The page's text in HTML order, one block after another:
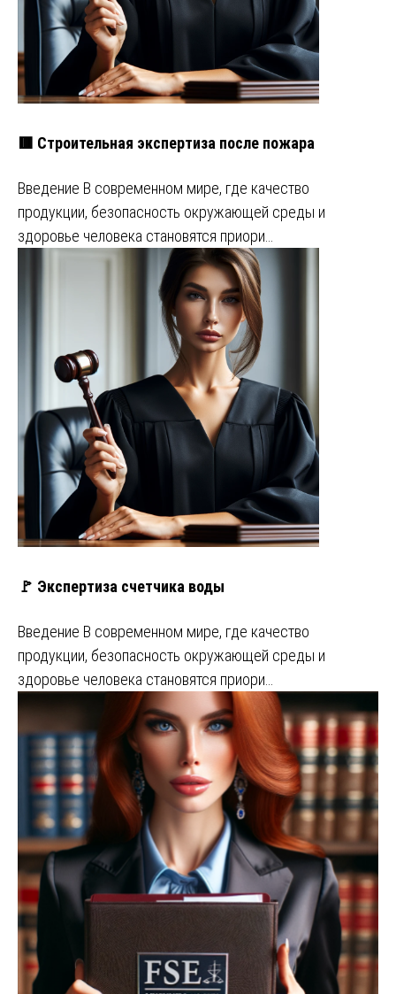
🟥 Строительная экспертиза после пожара
Введение В современном мире, где качество
продукции, безопасность окружающей среды и
здоровье человека становятся приори…
🚩 Экспертиза счетчика воды
Введение В современном мире, где качество
продукции, безопасность окружающей среды и
здоровье человека становятся приори…